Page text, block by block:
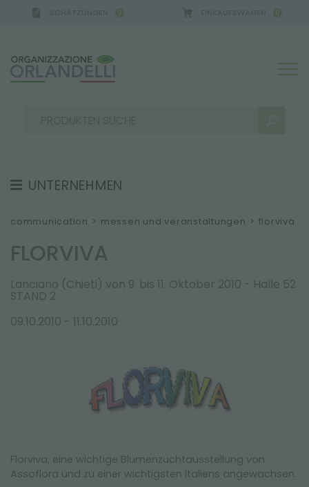
0 0
MEHR ERGEBNISSE FÜR SIE:
UNTERNEHMEN
ÜBER UNS
NACHHALTIGKEIT
MESSEN UND VERANSTALTUNGEN
communication > messen und veranstaltungen > florviva
FLORVIVA
Lanciano (Chieti) von 9. bis 11. Oktober 2010 - Halle 52
STAND 2
09.10.2010 - 11.10.2010
Florviva, eine wichtige Blumenzuchtausstellung von
Assoflora und zu einer wichtigsten Italiens angewachsen.